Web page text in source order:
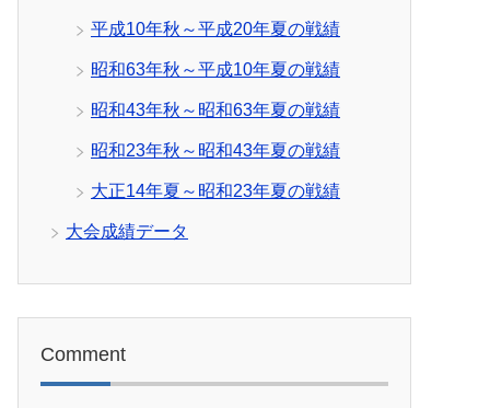
平成10年秋～平成20年夏の戦績
昭和63年秋～平成10年夏の戦績
昭和43年秋～昭和63年夏の戦績
昭和23年秋～昭和43年夏の戦績
大正14年夏～昭和23年夏の戦績
大会成績データ
Comment